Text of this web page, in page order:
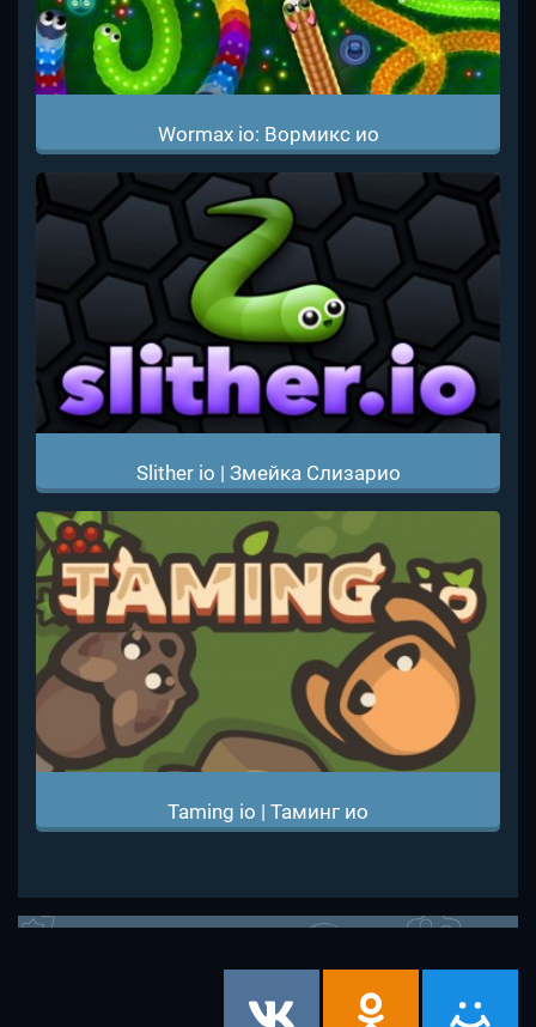
Wormax io: Вормикс ио
Slither io | Змейка Слизарио
Taming io | Таминг ио